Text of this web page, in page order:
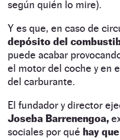
según quién lo mire).
Y es que, en caso de
depósito del
puede acabar
el motor del coche y en
del carburante.
El fundador y director
Joseba Barrenengoa,
sociales por qué hay